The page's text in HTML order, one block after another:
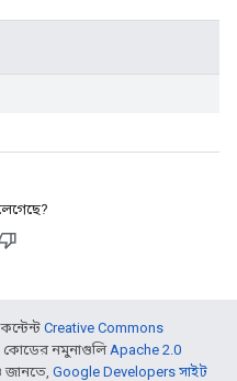
Creative Commons
নমুনাগুলিApache 2.0
জানতে, Google Developers সাইট